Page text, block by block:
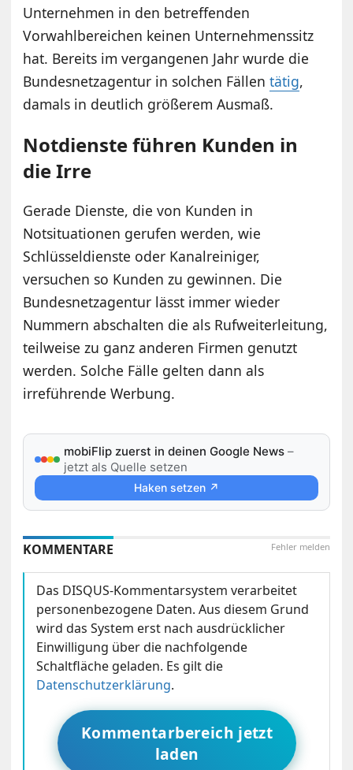
Unternehmen in den betreffenden
Vorwahlbereichen keinen Unternehmenssitz
hat. Bereits im vergangenen Jahr wurde die
Bundesnetzagentur in solchen Fällentätig,
damals in deutlich größerem Ausmaß.
Notdienste führen Kunden in
die Irre
Gerade Dienste, die von Kunden in
Notsituationen gerufen werden, wie
Schlüsseldienste oder Kanalreiniger,
versuchen so Kunden zu gewinnen. Die
Bundesnetzagentur lässt immer wieder
Nummern abschalten die als Rufweiterleitung,
teilweise zu ganz anderen Firmen genutzt
werden. Solche Fälle gelten dann als
irreführende Werbung.
mobiFlip zuerst in deinen Google News –
jetzt als Quelle setzen
Haken setzen ↗
Fehler melden
KOMMENTARE
Das DISQUS-Kommentarsystem verarbeitet
personenbezogene Daten. Aus diesem Grund
wird das System erst nach ausdrücklicher
Einwilligung über die nachfolgende
Schaltfläche geladen. Es gilt die
Datenschutzerklärung.
Kommentarbereich jetzt
laden